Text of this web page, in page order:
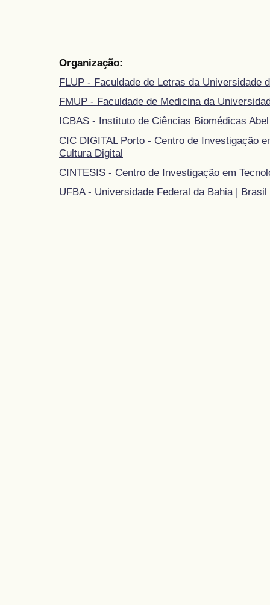
Organização:
FLUP - Faculdade de Letras da Universidade
FMUP - Faculdade de Medicina da
ICBAS - Instituto de Ciências Biomédicas
CIC DIGITAL Porto - Centro de Investigação
Cultura Digital
CINTESIS - Centro de Investigação em
UFBA - Universidade Federal da Bahia | Brasil